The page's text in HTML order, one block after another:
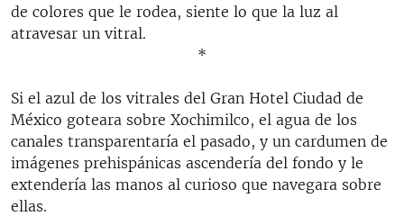
de colores que le rodea, siente lo que la luz al
atravesar un vitral.
*
Si el azul de los vitrales del Gran Hotel Ciudad de
México goteara sobre Xochimilco, el agua de los
canales transparentaría el pasado, y un cardumen de
imágenes prehispánicas ascendería del fondo y le
extendería las manos al curioso que navegara sobre
ellas.